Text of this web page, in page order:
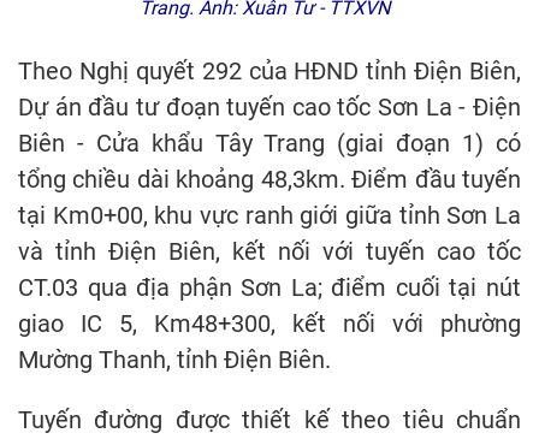
Trang. Ảnh: Xuân Tư - TTXVN
Theo Nghị quyết 292 của HĐND tỉnh Điện Biên,
Dự án đầu tư đoạn tuyến cao tốc Sơn La - Điện
Biên - Cửa khẩu Tây Trang (giai đoạn 1) có
tổng chiều dài khoảng 48,3km. Điểm đầu tuyến
tại Km0+00, khu vực ranh giới giữa tỉnh Sơn La
và tỉnh Điện Biên, kết nối với tuyến cao tốc
CT.03 qua địa phận Sơn La; điểm cuối tại nút
giao IC 5, Km48+300, kết nối với phường
Mường Thanh, tỉnh Điện Biên.
Tuyến đường được thiết kế theo tiêu chuẩn